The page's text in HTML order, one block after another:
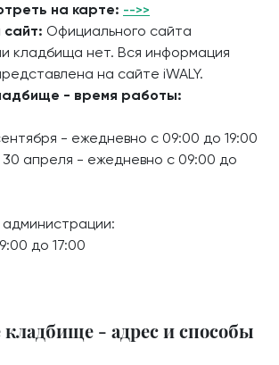
на карте: -->>
Официального сайта
кладбища нет. Вся информация
на сайте iWALY.
- время работы:
- ежедневно с 09:00 до 19:00
30 апреля - ежедневно с 09:00 до
до 17:00
кладбище - адрес и способы